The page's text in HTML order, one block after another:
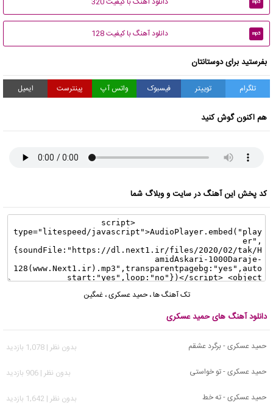
mp3
mp3 دانلود آهنگ با کیفیت 128
بفرستید برای دوستانتان
تلگرام توییتر فیسبوک واتس آپ پینترست ایمیل
هم اکنون گوش کنید
کد پخش این آهنگ در سایت و وبلاگ شما
تک آهنگ ها،حمید عسکری،غمگین
دانلود آهنگ های حمید عسکری
حمید عسکری - برگرد عشقم
بدون نظر | 1,078 بازدید
حمید عسکری - تو خواستی
بدون نظر | 906 بازدید
حمید عسکری - ته خط
بدون نظر | 1,642 بازدید